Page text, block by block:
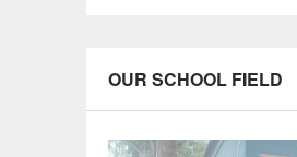
OUR SCHOOL FIELD